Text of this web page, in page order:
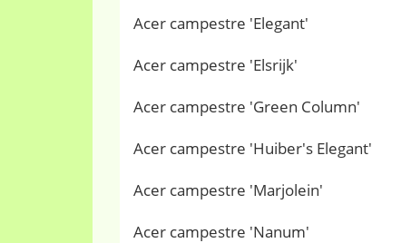
Acer campestre 'Elegant'
Acer campestre 'Elsrijk'
Acer campestre 'Green Column'
Acer campestre 'Huiber's Elegant'
Acer campestre 'Marjolein'
Acer campestre 'Nanum'